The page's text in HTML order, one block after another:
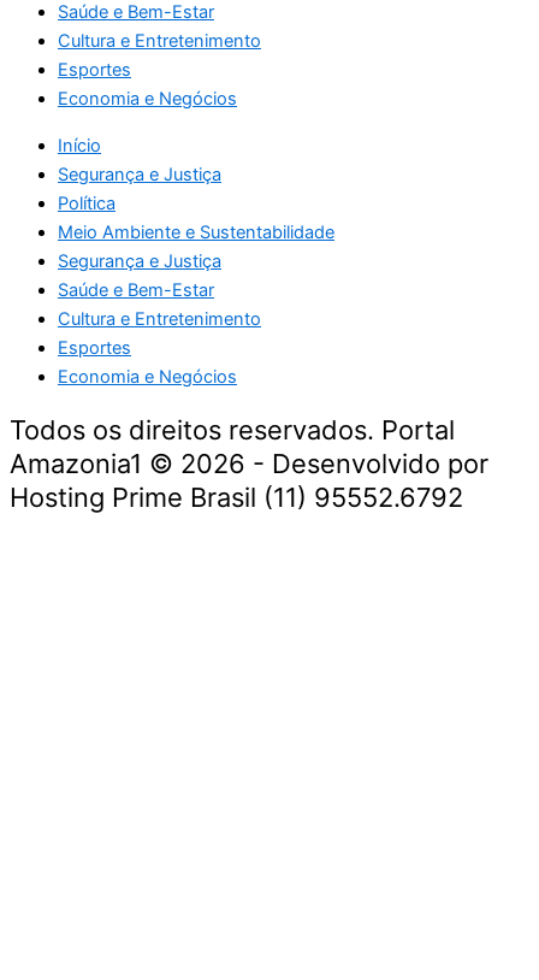
Saúde e Bem-Estar
Cultura e Entretenimento
Esportes
Economia e Negócios
Início
Segurança e Justiça
Política
Meio Ambiente e Sustentabilidade
Segurança e Justiça
Saúde e Bem-Estar
Cultura e Entretenimento
Esportes
Economia e Negócios
Todos os direitos reservados. Portal
Amazonia1 © 2026 - Desenvolvido por
Hosting Prime Brasil (11) 95552.6792